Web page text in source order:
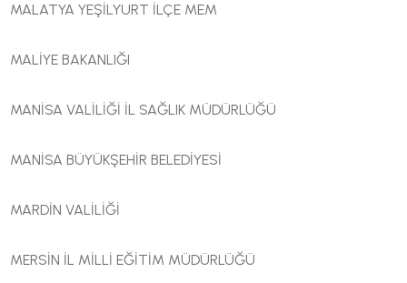
MALATYA YEŞİLYURT İLÇE MEM
MALİYE BAKANLIĞI
MANİSA VALİLİĞİ İL SAĞLIK MÜDÜRLÜĞÜ
MANİSA BÜYÜKŞEHİR BELEDİYESİ
MARDİN VALİLİĞİ
MERSİN İL MİLLİ EĞİTİM MÜDÜRLÜĞÜ